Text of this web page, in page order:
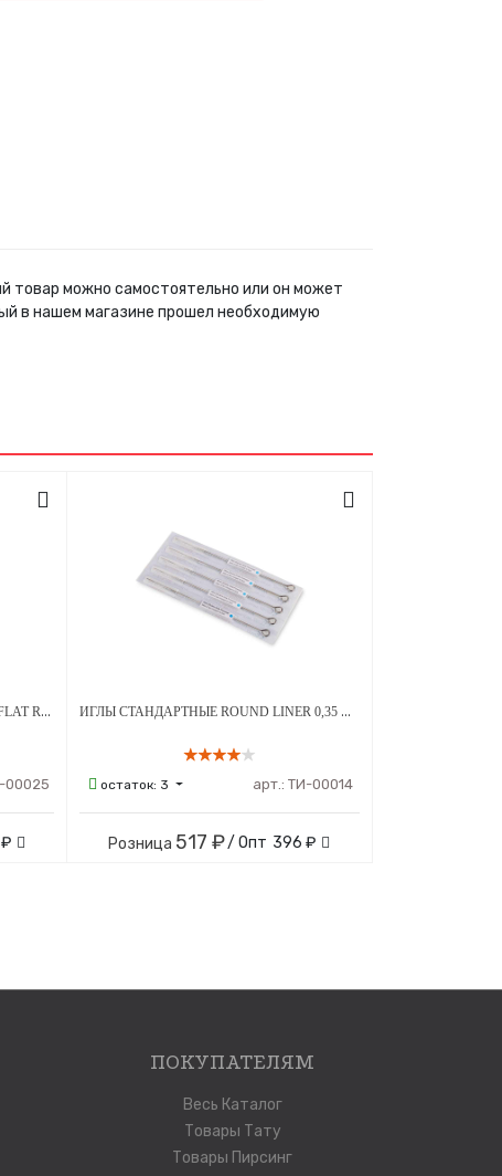
товар можно самостоятельно или он может
в нашем магазине прошел необходимую
ТИПСЫ ОДНОРАЗОВЫЕ MAGNUM- FLAT RM/M1/FT ЧЕРНЫЕ 50 ШТ
00025
ИГЛЫ СТАНДАРТНЫЕ ROUND LINER 0,35 ММ 50 ШТ
остаток: 3 арт.: ТИ-00014
Розница 517 ₽/ Опт 396 ₽
ПОКУПАТЕЛЯМ
Весь Каталог
Товары Тату
Товары Пирсинг